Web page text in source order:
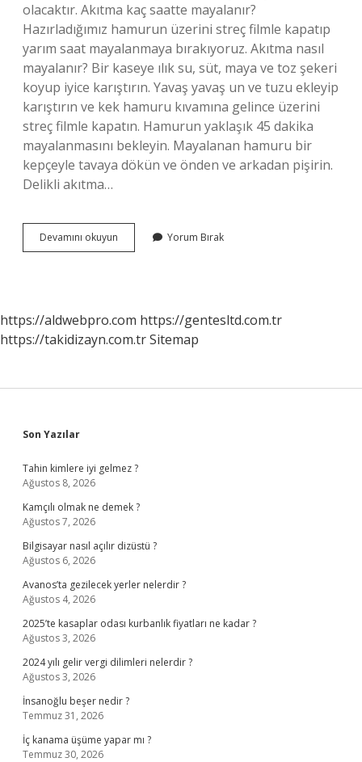
olacaktır. Akıtma kaç saatte mayalanır?
Hazırladığımız hamurun üzerini streç filmle kapatıp
yarım saat mayalanmaya bırakıyoruz. Akıtma nasıl
mayalanır? Bir kaseye ılık su, süt, maya ve toz şekeri
koyup iyice karıştırın. Yavaş yavaş un ve tuzu ekleyip
karıştırın ve kek hamuru kıvamına gelince üzerini
streç filmle kapatın. Hamurun yaklaşık 45 dakika
mayalanmasını bekleyin. Mayalanan hamuru bir
kepçeyle tavaya dökün ve önden ve arkadan pişirin.
Delikli akıtma…
Devamını okuyun
Kivami
Yorum Bırak
https://aldwebpro.com https://gentesltd.com.tr
https://takidizayn.com.trSitemap
Sidebar
Son Yazılar
Tahin kimlere iyi gelmez ?
Ağustos 8, 2026
Kamçılı olmak ne demek ?
Ağustos 7, 2026
Bilgisayar nasıl açılır dizüstü ?
Ağustos 6, 2026
Avanos’ta gezilecek yerler nelerdir ?
Ağustos 4, 2026
2025’te kasaplar odası kurbanlık fiyatları ne kadar ?
Ağustos 3, 2026
2024 yılı gelir vergi dilimleri nelerdir ?
Ağustos 3, 2026
İnsanoğlu beşer nedir ?
Temmuz 31, 2026
İç kanama üşüme yapar mı ?
Temmuz 30, 2026